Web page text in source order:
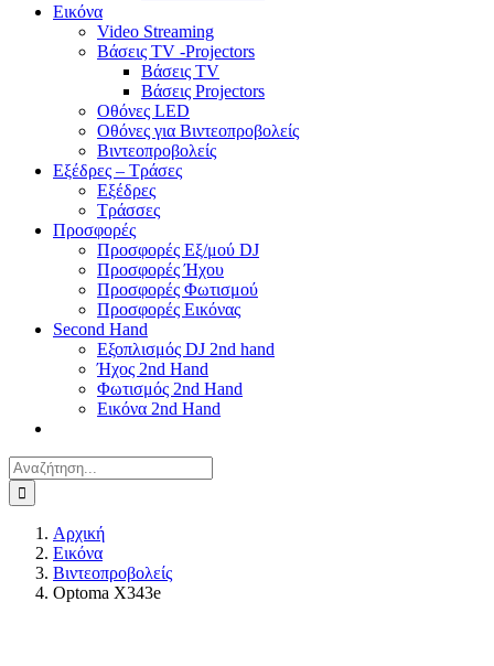
Εικόνα
Video Streaming
Βάσεις TV -Projectors
Βάσεις TV
Βάσεις Projectors
Οθόνες LED
Οθόνες για Βιντεοπροβολείς
Βιντεοπροβολείς
Εξέδρες – Τράσες
Εξέδρες
Τράσσες
Προσφορές
Προσφορές Εξ/μού DJ
Προσφορές Ήχου
Προσφορές Φωτισμού
Προσφορές Εικόνας
Second Hand
Εξοπλισμός DJ 2nd hand
Ήχος 2nd Hand
Φωτισμός 2nd Hand
Εικόνα 2nd Hand
Αναζήτηση
για:
Αρχική
Εικόνα
Βιντεοπροβολείς
Optoma X343e